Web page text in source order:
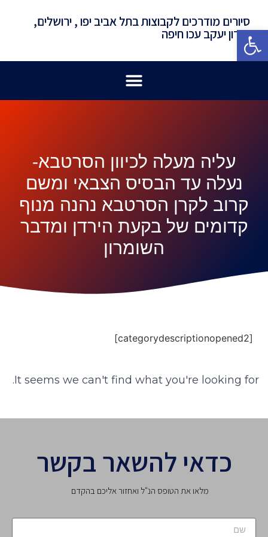
פתח סרגל נגישות
סיורים מודרכים לקבוצות בתל אביב יפו , ירושלים,
זכרון יעקב עכו חיפה
עליה מעלה לכיוון הסרטבא-
נעלה עד הבסיס הצבאי ומשם
קרוב לקרן הסרטבא נהנה מנוף
קדומים של בקעת הירדן ומדבר
השומרון
[categorydescriptionopened2]
It seems we can't find what you're looking for.
כדאי להשאר בקשר
מלאו את הטופס הנ"ל ואחזור אליכם בהקדם